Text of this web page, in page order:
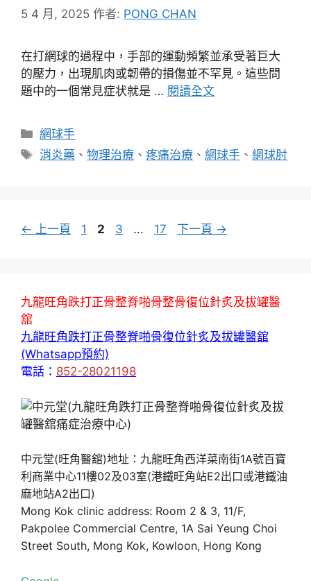
5 4 月, 2025 作者: PONG CHAN
在打網球的過程中，手部的運動頻繁並承受著巨大
的壓力，出現肌肉或韌帶的損傷並不罕見。這些問
題中的一個常見症状就是 … 閱讀全文
分
類
網球手
標
消炎藥 、物理治療 、疼痛治療 、網球手 、網球肘
← 上一頁
頁
1
頁
2
頁
3 ...
頁
17 下一頁 →
九龍旺角跌打正骨整脊啪骨整骨復位針炙及拔罐醫
舘
九龍旺角跌打正骨整脊啪骨復位針炙及拔罐醫舘
(Whatsapp預約)
電話： 852-28021198
中元堂(旺角醫舘)地址：九龍旺角西洋菜南街1A號百寶
利商業中心11樓02及03室(港鐵旺角站E2出口或港鐵油
麻地站A2出口)
Mong Kok clinic address: Room 2 & 3, 11/F,
Pakpolee Commercial Centre, 1A Sai Yeung Choi
Street South, Mong Kok, Kowloon, Hong Kong